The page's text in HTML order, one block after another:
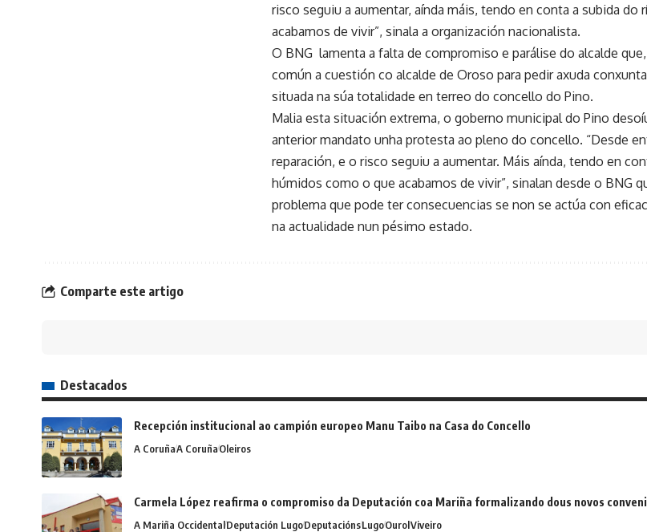
risco seguiu a aumentar, aínda máis, tendo en conta a subida
acabamos de vivir”, sinala a organización nacionalista.
O BNG lamenta a falta de compromiso e parálise do alcalde
común a cuestión co alcalde de Oroso para pedir axuda
situada na súa totalidade en terreo do concello do Pino.
Malia esta situación extrema, o goberno municipal do Pino
anterior mandato unha protesta ao pleno do concello. “Desde
reparación, e o risco seguiu a aumentar. Máis aínda, tendo en
húmidos como o que acabamos de vivir”, sinalan desde o BNG
problema que pode ter consecuencias se non se actúa con
na actualidade nun pésimo estado.
Comparte este artigo
Destacados
Recepción institucional ao campión europeo Manu Taibo na Casa do Concello
A CoruñaA CoruñaOleiros
Carmela López reafirma o compromiso da Deputación coa Mariña formalizando dous novos
A Mariña OccidentalDeputación LugoDeputaciónsLugoOurolViveiro